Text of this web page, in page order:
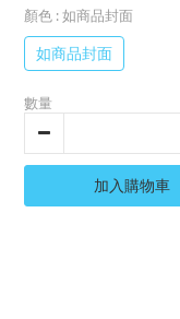
顏色 : 如商品封面
如商品封面
數量
加入購物車